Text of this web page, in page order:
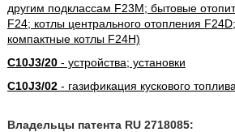
другим подклассам F23M; бытовые
F24; котлы центрального отопления
компактные котлы F24H)
C10J3/20- устройства; установки
C10J3/02- газификация кускового
Владельцы патента RU 2718085: